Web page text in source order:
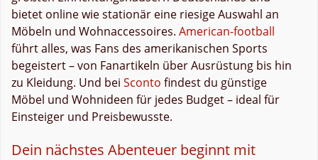
bietet online wie stationär eine riesige Auswahl an
Möbeln und Wohnaccessoires. American-football
führt alles, was Fans des amerikanischen Sports
begeistert – von Fanartikeln über Ausrüstung bis hin
zu Kleidung. Und bei Sconto findest du günstige
Möbel und Wohnideen für jedes Budget – ideal für
Einsteiger und Preisbewusste.
Dein nächstes Abenteuer beginnt mit